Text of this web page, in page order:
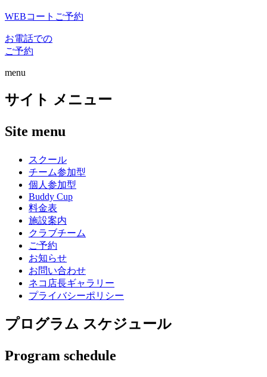
WEBコートご予約
お電話での
ご予約
menu
サイト メニュー
Site menu
スクール
チーム参加型
個人参加型
Buddy Cup
料金表
施設案内
クラブチーム
ご予約
お知らせ
お問い合わせ
ネコ店長ギャラリー
プライバシーポリシー
プログラム スケジュール
Program schedule